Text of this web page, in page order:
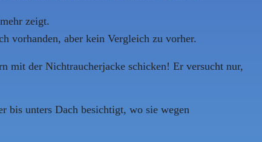
zeigt.
vorhanden, aber kein Vergleich zu vorher.
mit der Nichtraucherjacke schicken! Er versucht nur,
bis unters Dach besichtigt, wo sie wegen